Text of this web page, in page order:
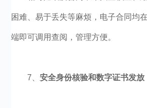
困难、易于丢失等麻烦，电子合同均
端即可调用查阅，管理方便。
7、安全身份核验和数字证书发放